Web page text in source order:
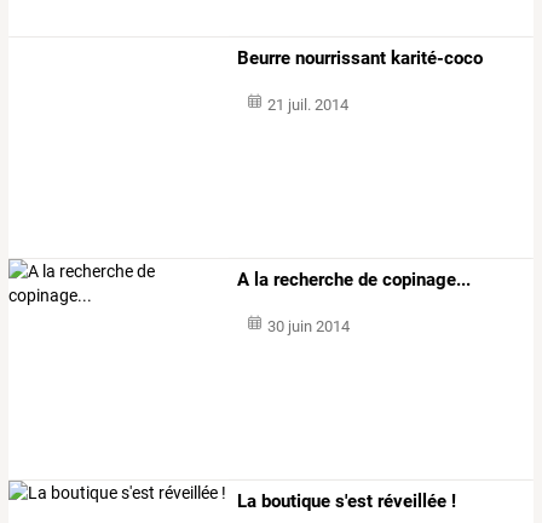
Beurre nourrissant karité-coco
21 juil. 2014
A la recherche de copinage...
30 juin 2014
La boutique s'est réveillée !